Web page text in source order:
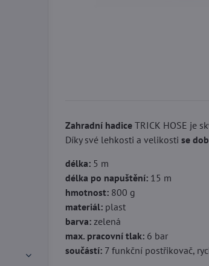
Zahradní hadice TRICK HOSE je
Díky své lehkosti a velikostise
délka: 5 m
délka po napuštění: 15 m
hmotnost: 800 g
materiál: plast
barva: zelená
max. pracovní tlak: 6 bar
součástí: 7 funkční postřikovač,